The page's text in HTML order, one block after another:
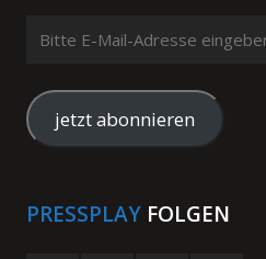
Mail-
Adresse
eingeben
jetzt abonnieren
PRESSPLAY FOLGEN